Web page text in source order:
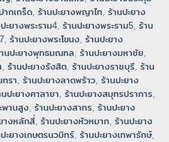
ากเกร็ด ร้านปะยางพญาไท ร้านปะยาง
ะยางพระราม4 ร้านปะยางพระราม5 ร้าน
ร้านปะยางพระโขนง ร้านปะยาง
นปะยางพุทธมณฑล ร้านปะยางมหาชัย
ร้านปะยางรังสิต ร้านปะยางราชบุรี ร้าน
ทรา ร้านปะยางลาดพร้าว ร้านปะยาง
นปะยางศาลายา ร้านปะยางสมุทรปราการ
พานสูง ร้านปะยางสาทร ร้านปะยาง
างหลักสี่ ร้านปะยางหัวหมาก ร้านปะยาง
ะยางเกษตรนวมิทร์ ร้านปะยางเทพารักษ์